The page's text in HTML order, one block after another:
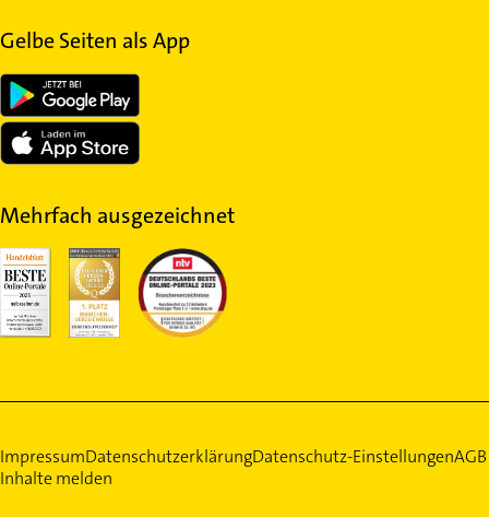
Gelbe Seiten als App
Mehrfach ausgezeichnet
ImpressumDatenschutzerklärungDatenschutz-EinstellungenAGB
Inhalte melden